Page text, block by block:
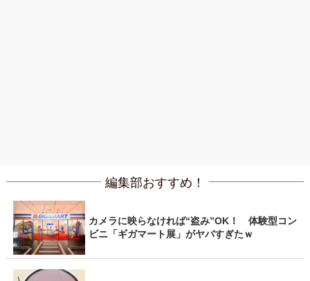
編集部おすすめ！
カメラに映らなければ“盗み”OK！ 体験型コン
ビニ「ギガマート展」がヤバすぎたｗ